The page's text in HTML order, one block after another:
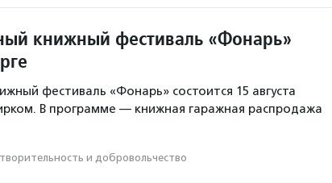
книжный фестиваль «Фонарь»
фестиваль «Фонарь» состоится 15 августа
В программе — книжная гаражная распродажа
и доброволь­чест­во